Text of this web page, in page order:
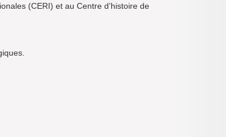
(CERI) et au Centre d’histoire de